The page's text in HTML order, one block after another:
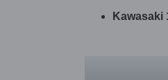
Kawasaki